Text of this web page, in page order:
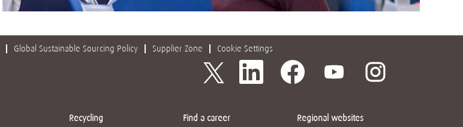
Global Sustainable Sourcing Policy Supplier Zone
Cookie Settings
새
탭
에
니
새
탭
에
새
탭
에
탭
에
니
다
새
탭
에
니
다
Recycling Find a career Regional websites